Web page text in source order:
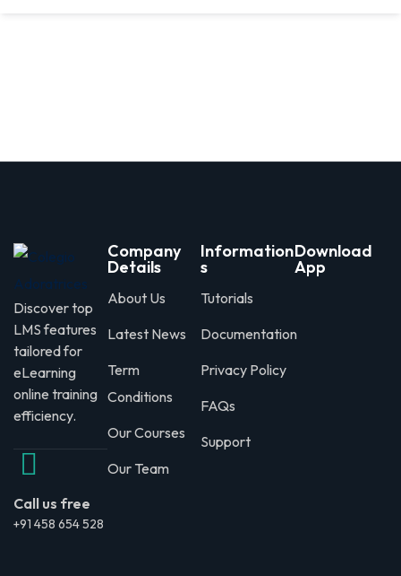
Discover top
LMS features
tailored for
eLearning
online training
efficiency.
Call us free
+91 458 654 528
Company
Details
About Us
Latest News
Term
Conditions
Our Courses
Our Team
Information
s
Tutorials
Documentation
Privacy Policy
FAQs
Support
Download
App